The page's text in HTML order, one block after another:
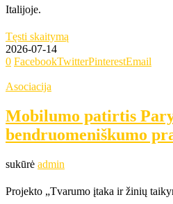
Italijoje.
Tęsti skaitymą
2026-07-14
0 FacebookTwitterPinterestEmail
Asociacija
Mobilumo patirtis
bendruomeniškumo
sukūrė admin
Projekto „Tvarumo įtaka ir žinių